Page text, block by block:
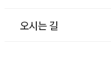
오시는 길